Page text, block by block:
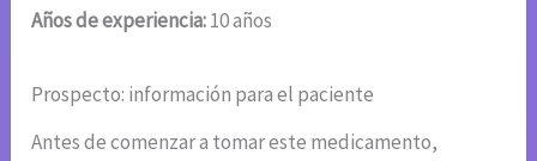
Años de experiencia:10 años
Prospecto: información para el paciente
Antes de comenzar a tomar este medicamento,